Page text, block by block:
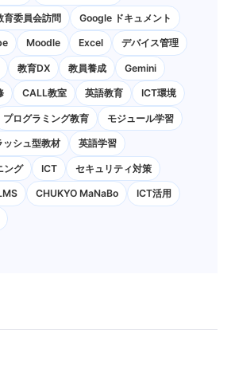
育委員会訪問 Google ドキュメント
Moodle Excel デバイス管理
教育DX 教員養成 Gemini
CALL教室 英語教育 ICT環境
プログラミング教育 モジュール学習
ッシュ型教材 英語学習
ング ICT セキュリティ対策
CHUKYO MaNaBo ICT活用